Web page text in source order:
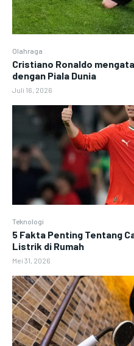
Olahraga
Cristiano Ronaldo
dengan Piala Dunia
Juli 16, 2026
Teknologi
5 Fakta Penting Tentang
Listrik di Rumah
Mei 31, 2026